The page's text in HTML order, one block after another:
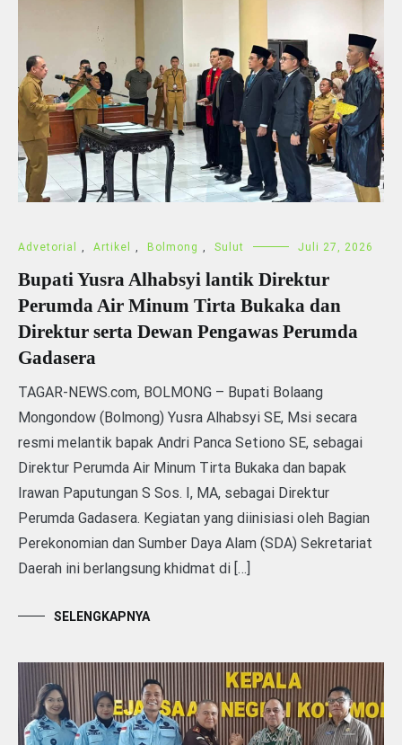
Advetorial , Artikel , Bolmong , Sulut Juli 27, 2026
Bupati Yusra Alhabsyi lantik Direktur
Perumda Air Minum Tirta Bukaka dan
Direktur serta Dewan Pengawas Perumda
Gadasera
TAGAR-NEWS.com, BOLMONG – Bupati Bolaang
Mongondow (Bolmong) Yusra Alhabsyi SE, Msi secara
resmi melantik bapak Andri Panca Setiono SE, sebagai
Direktur Perumda Air Minum Tirta Bukaka dan bapak
Irawan Paputungan S Sos. I, MA, sebagai Direktur
Perumda Gadasera. Kegiatan yang diinisiasi oleh Bagian
Perekonomian dan Sumber Daya Alam (SDA) Sekretariat
Daerah ini berlangsung khidmat di […]
SELENGKAPNYA